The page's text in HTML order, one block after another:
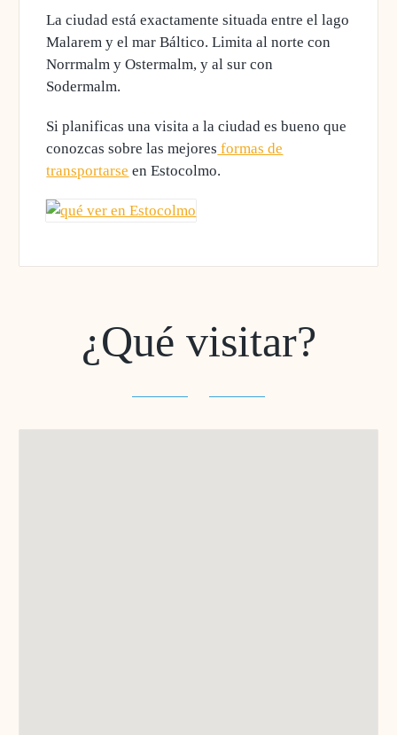
La ciudad está exactamente situada entre el lago
Malarem y el mar Báltico. Limita al norte con
Norrmalm y Ostermalm, y al sur con
Sodermalm.
Si planificas una visita a la ciudad es bueno que
conozcas sobre las mejores formas de
transportarse en Estocolmo.
¿Qué visitar?